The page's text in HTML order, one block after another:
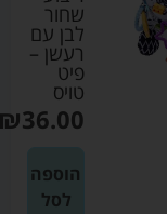
שחור
לבן עם
רעשן –
פיט
טויס
36.00
הוספה
לסל